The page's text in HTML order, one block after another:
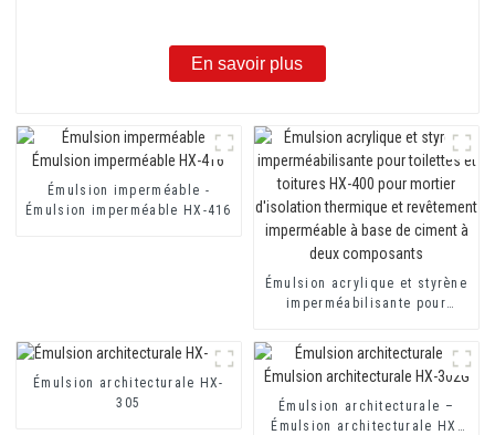
En savoir plus
Émulsion imperméable -
Émulsion imperméable HX-416
Émulsion acrylique et styrène
imperméabilisante pour
pour mortier d'isolation
thermique et revêtement
imperméable à base de ciment
à deux composants
Émulsion architecturale HX-
305
Émulsion architecturale –
Émulsion architecturale HX-